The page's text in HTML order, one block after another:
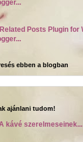
ebben a blogban
ajánlani tudom!
kávé szerelmeseinek...